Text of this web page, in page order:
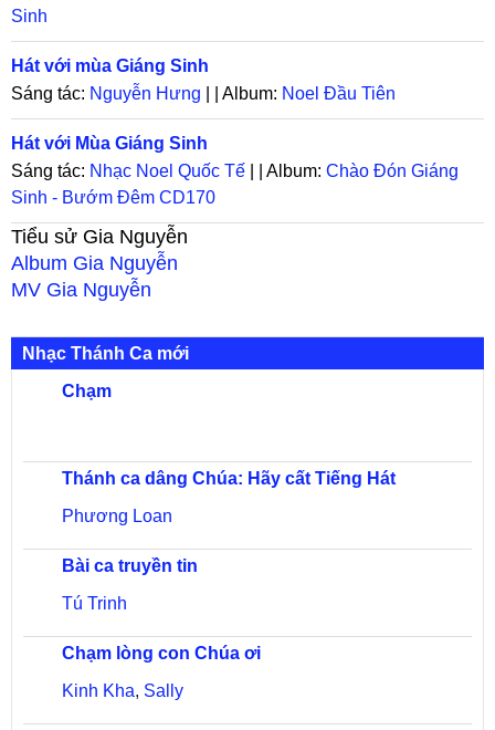
Sinh
Hát với mùa Giáng Sinh
Sáng tác: Nguyễn Hưng | | Album: Noel Đầu Tiên
Hát với Mùa Giáng Sinh
Sáng tác: Nhạc Noel Quốc Tế | | Album: Chào Đón Giáng
Sinh - Bướm Đêm CD170
Tiểu sử Gia Nguyễn
Album Gia Nguyễn
MV Gia Nguyễn
Nhạc Thánh Ca mới
Chạm
Thánh ca dâng Chúa: Hãy cất Tiếng Hát
Phương Loan
Bài ca truyền tin
Tú Trinh
Chạm lòng con Chúa ơi
Kinh Kha, Sally